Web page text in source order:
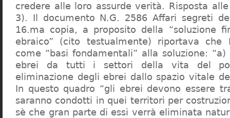
credere alle loro assurde verità. Risposta
3). Il documento N.G. 2586 Affari segreti
16.ma copia, a proposito della “soluzione
ebraico” (cito testualmente) riportava che
come “basi fondamentali” alla soluzione:
ebrei da tutti i settori della vita del
eliminazione degli ebrei dallo spazio vitale
In questo quadro “gli ebrei devono essere
saranno condotti in quei territori per
sè che gran parte di essi verrà eliminata